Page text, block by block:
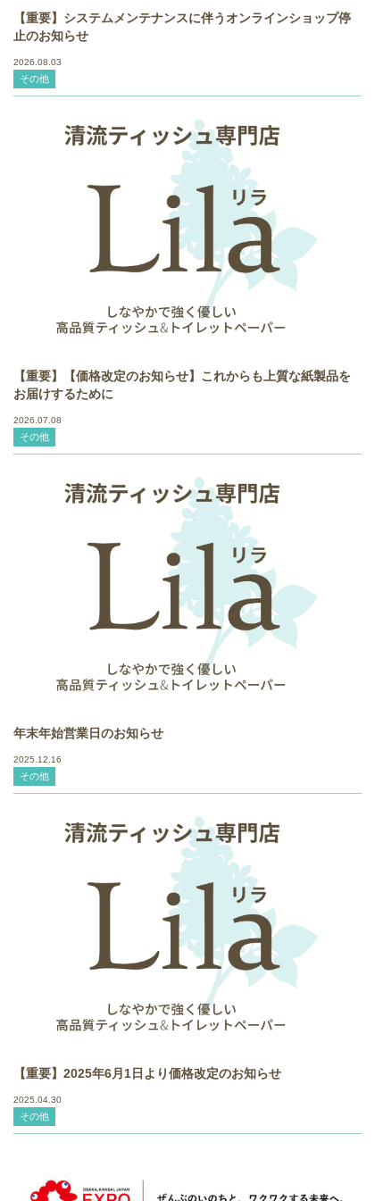
【重要】システムメンテナンスに伴うオンラインショップ停
止のお知らせ
2026.08.03
その他
【重要】【価格改定のお知らせ】これからも上質な紙製品を
お届けするために
2026.07.08
その他
年末年始営業日のお知らせ
2025.12.16
その他
【重要】2025年6月1日より価格改定のお知らせ
2025.04.30
その他